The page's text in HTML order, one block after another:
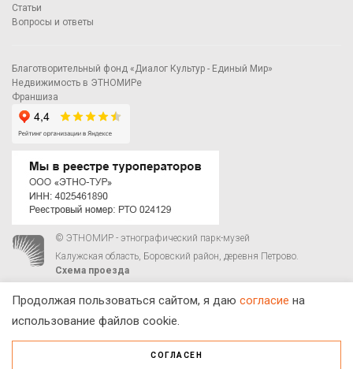
Статьи
Вопросы и ответы
Благотворительный фонд «Диалог Культур - Единый Мир»
Недвижимость в ЭТНОМИРе
Франшиза
© ЭТНОМИР - этнографический парк-музей
Калужская область, Боровский район, деревня Петрово.
Схема проезда
Продолжая пользоваться сайтом, я даю согласие на
использование файлов cookie.
СОГЛАСЕН